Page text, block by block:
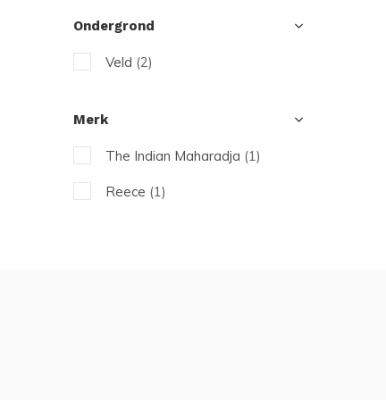
Ondergrond
Veld (2)
Merk
The Indian Maharadja (1)
Reece (1)